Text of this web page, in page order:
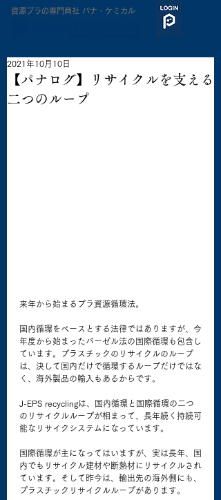
​資源プラの専門商社 パナ・ケミカル
【パナログ】リサイクルを支える
二つのループ
2021年10月10日
来年から始まるプラ資源循環法。
国内循環をベースとする法律ではありますが、今
年度から始まったバーゼル法の国際循環も包含し
ています。プラスチックのリサイクルのループ
は、決して国内だけで循環するループだけではな
く、海外製品の輸入もあるからです。
J-EPS recyclingは、国内循環と国際循環の二つ
のリサイクルループが相まって、長年続く持続可
能なリサイクシステムになっています。
国際循環が主になってはいますが、実は長年、国
内でもリサイクル建材や断熱材にリサイクルされ
ています。そして昨今は、輸出先の海外側にも、
プラスチックリサイクルループがあります。